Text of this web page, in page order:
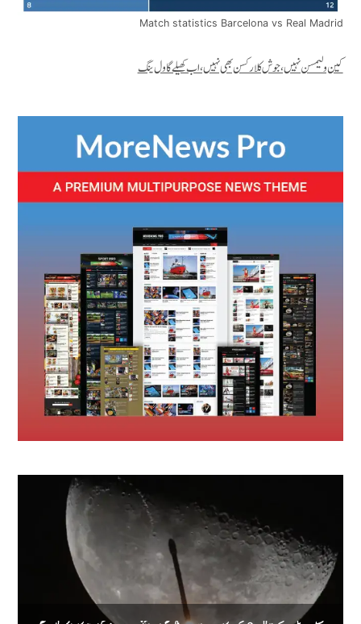
Match statistics Barcelona vs Real Madrid
کین ولیمسن نہیں، جوش کلارکسن بھی نہیں، اب کھیلے گا ول ینگ